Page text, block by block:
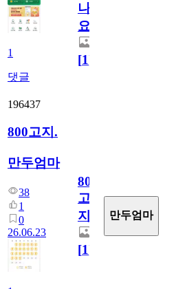
1
댓글
나
요)
[1]
196437
800고지.
만두엄마
38
1
0
26.06.23
800
고
지.
[1]
만두엄마